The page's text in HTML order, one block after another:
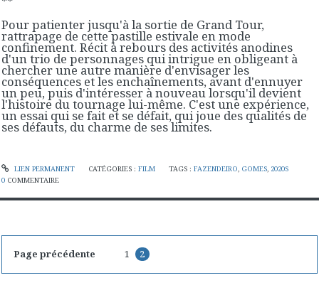
Pour patienter jusqu'à la sortie de Grand Tour,
rattrapage de cette pastille estivale en mode
confinement. Récit à rebours des activités anodines
d'un trio de personnages qui intrigue en obligeant à
chercher une autre manière d'envisager les
conséquences et les enchaînements, avant d'ennuyer
un peu, puis d'intéresser à nouveau lorsqu'il devient
l'histoire du tournage lui-même. C'est une expérience,
un essai qui se fait et se défait, qui joue des qualités de
ses défauts, du charme de ses limites.
LIEN PERMANENT CATÉGORIES : FILM TAGS :FAZENDEIRO, GOMES, 2020S
0 COMMENTAIRE
Page précédente 1 2